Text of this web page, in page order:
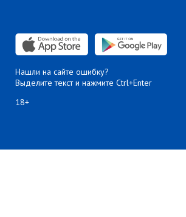
Нашли на сайте ошибку?
Выделите текст и нажмите Ctrl+Enter
18+